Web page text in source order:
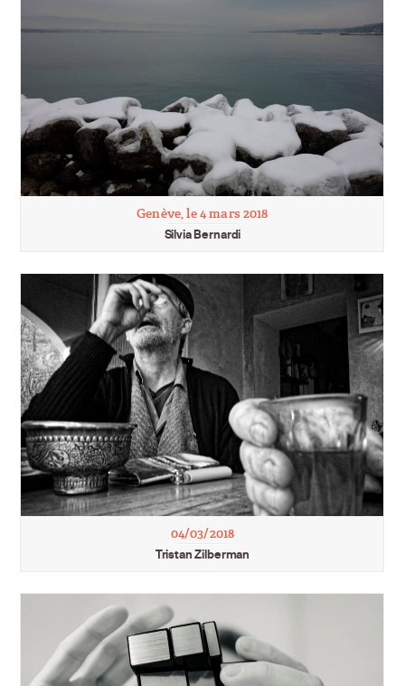
Genève, le 4 mars 2018
Silvia Bernardi
04/03/2018
Tristan Zilberman